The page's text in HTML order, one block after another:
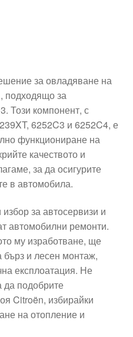
за овладяване на
подходящо за
Този компонент, с
6252C3 и 6252C4, е
функциониране на
качеството и
за да осигурите
в автомобила.
за автосервизи и
автомобилни ремонти.
му изработване, ще
бърз и лесен монтаж,
експлоатация. Не
да подобрите
Citroën, избирайки
на отопление и